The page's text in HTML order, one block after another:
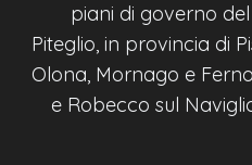
piani di governo
Piteglio, in provincia di
Olona, Mornago e
e Robecco sul